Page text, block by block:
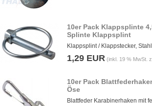
10er Pack Klappsplinte
Splinte Klappsplint
Klappsplint / Klappstecker,
1,29 EUR (inkl. 19 % MwSt.
10er Pack
Öse
Blattfeder Karabinerhaken mit